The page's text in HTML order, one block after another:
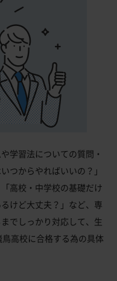
学習法についての質問・
つからやればいいの？」
高校・中学校の基礎だけ
けど大丈夫？」など、専
でしっかり対応して、生
高校に合格する為の具体